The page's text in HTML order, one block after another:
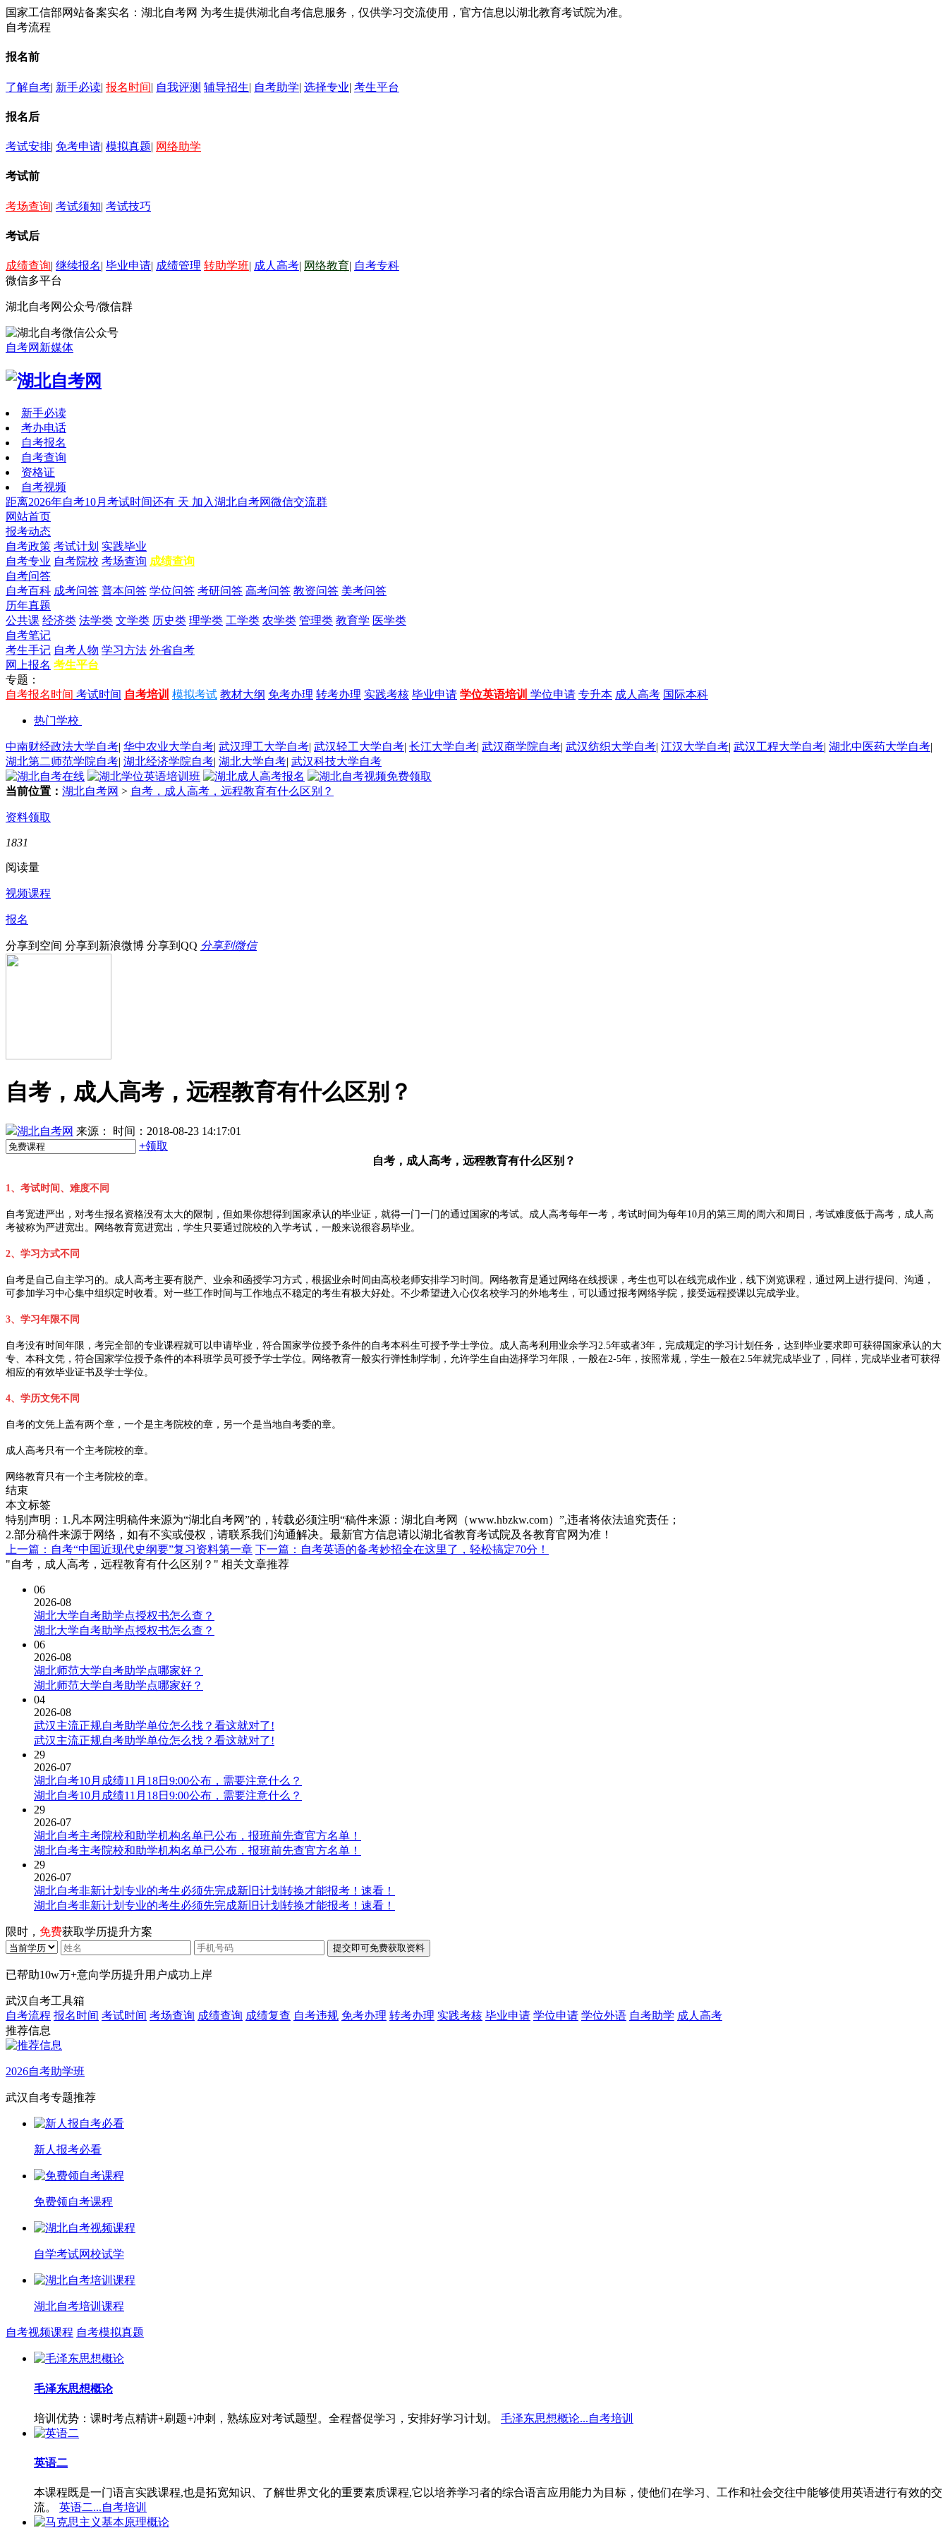
国家工信部网站备案实名：湖北自考网 为考生提供湖北自考信息服务，仅供学习交流使用，官方信息以湖北教育考试院为准。
自考流程
报名前
了解自考| 新手必读| 报名时间| 自我评测 辅导招生| 自考助学| 选择专业| 考生平台
报名后
考试安排| 免考申请| 模拟真题| 网络助学
考试前
考场查询| 考试须知| 考试技巧
考试后
成绩查询| 继续报名| 毕业申请| 成绩管理 转助学班| 成人高考| 网络教育| 自考专科
微信多平台
湖北自考网公众号/微信群
自考网新媒体
新手必读
考办电话
自考报名
自考查询
资格证
自考视频
距离2026年自考10月考试时间还有 天 加入湖北自考网微信交流群
网站首页
报考动态
自考政策 考试计划 实践毕业
自考专业 自考院校 考场查询 成绩查询
自考问答
自考百科 成考问答 普本问答 学位问答 考研问答 高考问答 教资问答 美考问答
历年真题
公共课 经济类 法学类 文学类 历史类 理学类 工学类 农学类 管理类 教育学 医学类
自考笔记
考生手记 自考人物 学习方法 外省自考
网上报名 考生平台
专题：
自考报名时间 考试时间 自考培训 模拟考试 教材大纲 免考办理 转考办理 实践考核 毕业申请 学位英语培训 学位申请 专升本 成人高考 国际本科
热门学校
中南财经政法大学自考| 华中农业大学自考| 武汉理工大学自考| 武汉轻工大学自考| 长江大学自考| 武汉商学院自考| 武汉纺织大学自考| 江汉大学自考| 武汉工程大学自考| 湖北中医药大学自考|
湖北第二师范学院自考| 湖北经济学院自考| 湖北大学自考| 武汉科技大学自考
当前位置： 湖北自考网 > 自考，成人高考，远程教育有什么区别？
资料领取
1831
阅读量
视频课程
报名
分享到空间 分享到新浪微博 分享到QQ 分享到微信
自考，成人高考，远程教育有什么区别？
湖北自考网 来源：
时间：2018-08-23 14:17:01
+领取
自考，成人高考，远程教育有什么区别？
1、考试时间、难度不同
自考宽进严出，对考生报名资格没有太大的限制，但如果你想得到国家承认的毕业证，就得一门一门的通过国家的考试。成人高考每年一考，考试时间为每年10月的第三周的周六和周日，考试难度低于高考，成人高
考被称为严进宽出。网络教育宽进宽出，学生只要通过院校的入学考试，一般来说很容易毕业。
2、学习方式不同
自考是自己自主学习的。成人高考主要有脱产、业余和函授学习方式，根据业余时间由高校老师安排学习时间。网络教育是通过网络在线授课，考生也可以在线完成作业，线下浏览课程，通过网上进行提问、沟通，
可参加学习中心集中组织定时收看。对一些工作时间与工作地点不稳定的考生有极大好处。不少希望进入心仪名校学习的外地考生，可以通过报考网络学院，接受远程授课以完成学业。
3、学习年限不同
自考没有时间年限，考完全部的专业课程就可以申请毕业，符合国家学位授予条件的自考本科生可授予学士学位。成人高考利用业余学习2.5年或者3年，完成规定的学习计划任务，达到毕业要求即可获得国家承认的大
专、本科文凭，符合国家学位授予条件的本科班学员可授予学士学位。网络教育一般实行弹性制学制，允许学生自由选择学习年限，一般在2-5年，按照常规，学生一般在2.5年就完成毕业了，同样，完成毕业者可获得
相应的有效毕业证书及学士学位。
4、学历文凭不同
自考的文凭上盖有两个章，一个是主考院校的章，另一个是当地自考委的章。
成人高考只有一个主考院校的章。
网络教育只有一个主考院校的章。
结束
本文标签
特别声明：1.凡本网注明稿件来源为“湖北自考网”的，转载必须注明“稿件来源：湖北自考网（www.hbzkw.com）”,违者将依法追究责任；
2.部分稿件来源于网络，如有不实或侵权，请联系我们沟通解决。最新官方信息请以湖北省教育考试院及各教育官网为准！
上一篇：自考“中国近现代史纲要”复习资料第一章 下一篇：自考英语的备考妙招全在这里了，轻松搞定70分！
"自考，成人高考，远程教育有什么区别？" 相关文章推荐
06
2026-08
湖北大学自考助学点授权书怎么查？
湖北大学自考助学点授权书怎么查？
06
2026-08
湖北师范大学自考助学点哪家好？
湖北师范大学自考助学点哪家好？
04
2026-08
武汉主流正规自考助学单位怎么找？看这就对了!
武汉主流正规自考助学单位怎么找？看这就对了!
29
2026-07
湖北自考10月成绩11月18日9:00公布，需要注意什么？
湖北自考10月成绩11月18日9:00公布，需要注意什么？
29
2026-07
湖北自考主考院校和助学机构名单已公布，报班前先查官方名单！
湖北自考主考院校和助学机构名单已公布，报班前先查官方名单！
29
2026-07
湖北自考非新计划专业的考生必须先完成新旧计划转换才能报考！速看！
湖北自考非新计划专业的考生必须先完成新旧计划转换才能报考！速看！
限时， 免费获取学历提升方案
已帮助10w万+意向学历提升用户成功上岸
武汉自考工具箱
自考流程 报名时间 考试时间 考场查询 成绩查询 成绩复查 自考违规 免考办理 转考办理 实践考核 毕业申请 学位申请 学位外语 自考助学 成人高考
推荐信息
2026自考助学班
武汉自考专题推荐
新人报考必看
免费领自考课程
自学考试网校试学
湖北自考培训课程
自考视频课程 自考模拟真题
毛泽东思想概论
培训优势：课时考点精讲+刷题+冲刺，熟练应对考试题型。全程督促学习，安排好学习计划。 毛泽东思想概论...自考培训
英语二
本课程既是一门语言实践课程,也是拓宽知识、了解世界文化的重要素质课程,它以培养学习者的综合语言应用能力为目标，使他们在学习、工作和社会交往中能够使用英语进行有效的交
流。
英语二...自考培训